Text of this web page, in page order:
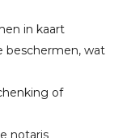
in kaart
beschermen, wat
of
notaris